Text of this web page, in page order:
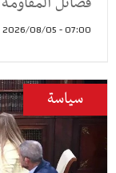
07:00 - 2026/08/05
سياسة